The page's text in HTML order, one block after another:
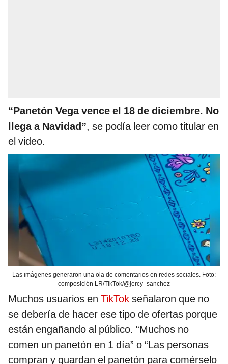
“Panetón Vega vence el 18 de diciembre. No
llega a Navidad”, se podía leer como titular en
el video.
Las imágenes generaron una ola de comentarios en redes sociales. Foto:
composición LR/TikTok/@jercy_sanchez
Muchos usuarios en TikTok señalaron que no
se debería de hacer ese tipo de ofertas porque
están engañando al público. “Muchos no
comen un panetón en 1 día” o “Las personas
compran y guardan el panetón para comérselo